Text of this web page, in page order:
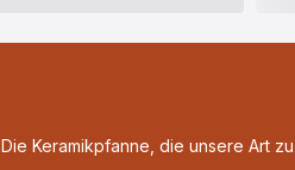
Die Keramikpfanne, die unsere Art